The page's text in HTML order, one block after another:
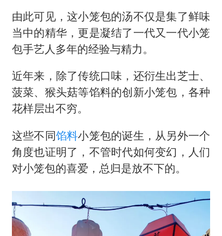
由此可见，这小笼包的汤不仅是集了鲜味
当中的精华，更是凝结了一代又一代小笼
包手艺人多年的经验与精力。
近年来，除了传统口味，还衍生出芝士、
菠菜、猴头菇等馅料的创新小笼包，各种
花样层出不穷。
这些不同馅料小笼包的诞生，从另外一个
角度也证明了，不管时代如何变幻，人们
对小笼包的喜爱，总归是放不下的。